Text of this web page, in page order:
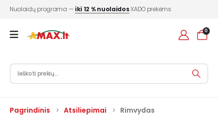
Nuolaidų programa — iki 12 % nuolaidosXADO prekėms
0
Pagrindinis Atsiliepimai Rimvydas